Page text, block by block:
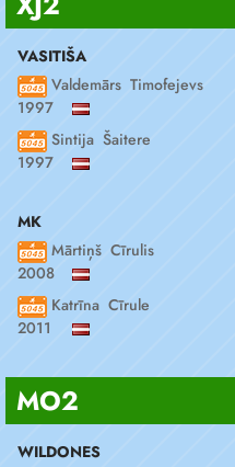
VASITIŠA
Valdemārs Timofejevs
1997
Sintija Šaitere
1997
MK
Mārtiņš Cīrulis
2008
Katrīna Cīrule
2011
MO2
WILDONES